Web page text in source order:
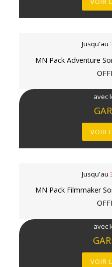
Jusqu'au
MN Pack Adventure
avec
VOIR
Jusqu'au
MN Pack Filmmaker
avec
VOIR